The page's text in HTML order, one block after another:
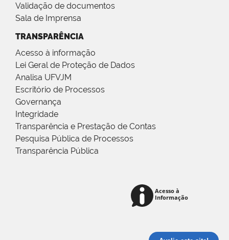
Validação de documentos
Sala de Imprensa
TRANSPARÊNCIA
Acesso à informação
Lei Geral de Proteção de Dados
Analisa UFVJM
Escritório de Processos
Governança
Integridade
Transparência e Prestação de Contas
Pesquisa Pública de Processos
Transparência Pública